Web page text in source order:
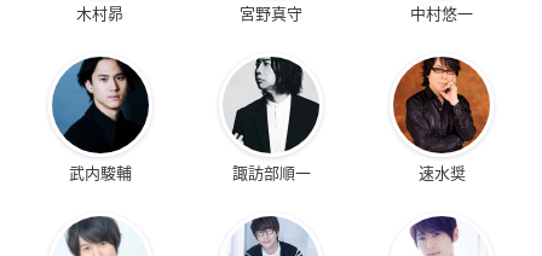
木村昴 宮野真守 中村悠一
武内駿輔 諏訪部順一 速水奨